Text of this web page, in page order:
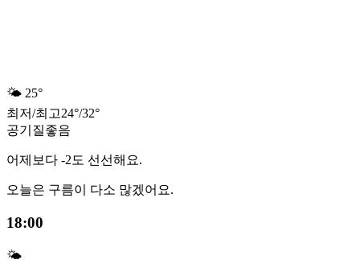
🌤️ 25°
최저/최고24°/32°
공기질좋음
어제보다 -2도 선선해요.
오늘은 구름이 다소 많겠어요.
18:00
🌤️